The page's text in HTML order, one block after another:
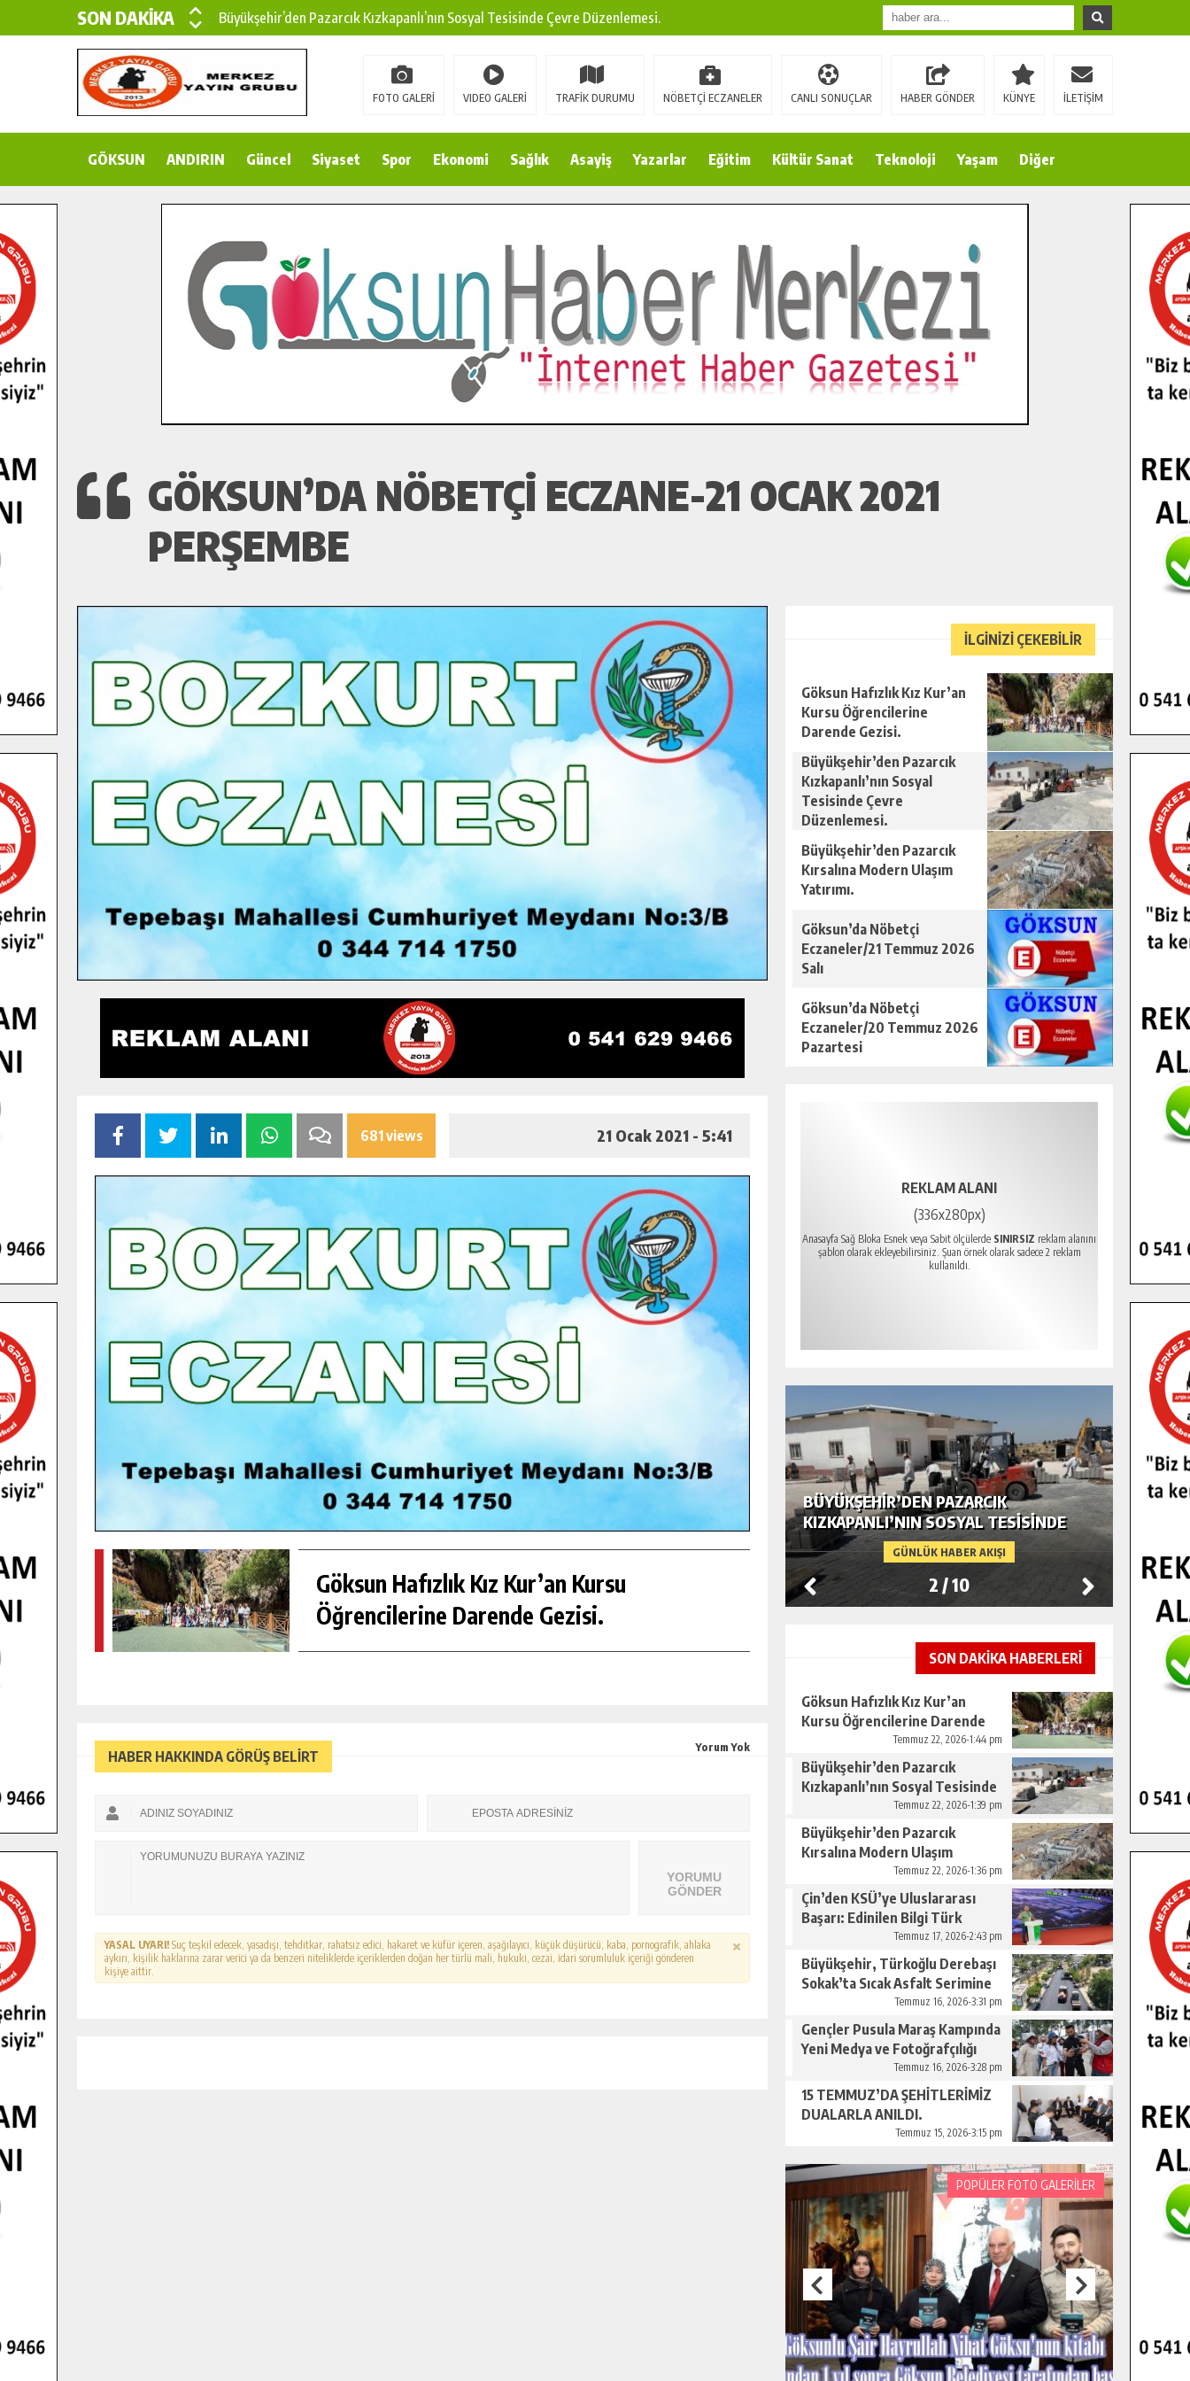
SON DAKİKA
Büyükşehir’den Pazarcık Kızkapanlı’nın Sosyal Tesisinde Çevre Düzenlemesi.
Büyükşehir’den Pazarcık Kırsalına Modern Ulaşım Yatırımı.
Çin’den KSÜ’ye Uluslararası Başarı: Edinilen Bilgi Türk Tarımına Katkı Sağlayacak.
Gençler Pusula Maraş Kampında Yeni Medya ve Fotoğrafçılığı Keşfetti.
İlçe Jandarma Komutanı Karakaya’dan Başkan Cüce’ye Veda Ziyareti.
Bertiz’in Yeni Köprüsünde Sona Doğru.
FOTO GALERİ VIDEO GALERİ TRAFİK DURUMU NÖBETÇİ ECZANELER CANLI SONUÇLAR HABER GÖNDER KÜNYE İLETİŞİM
GÖKSUN ANDIRIN Güncel Siyaset Spor Ekonomi Sağlık Asayiş Yazarlar Eğitim Kültür Sanat Teknoloji Yaşam Diğer
GÖKSUN’DA NÖBETÇI ECZANE-21 OCAK 2021
PERŞEMBE
681 views 21 Ocak 2021 - 5:41
Göksun Hafızlık Kız Kur’an Kursu
Öğrencilerine Darende Gezisi.
HABER HAKKINDA GÖRÜŞ BELİRT
Yorum Yok
YORUMU
GÖNDER
YASAL UYARI! Suç teşkil edecek, yasadışı, tehditkar, rahatsız edici, hakaret ve küfür içeren, aşağılayıcı, küçük düşürücü, kaba, pornografik, ahlaka
aykırı, kişilik haklarına zarar verici ya da benzeri niteliklerde içeriklerden doğan her türlü mali, hukuki, cezai, idari sorumluluk içeriği gönderen
kişiye aittir.
İLGİNİZİ ÇEKEBİLİR
Göksun Hafızlık Kız Kur’an
Kursu Öğrencilerine
Darende Gezisi.
Büyükşehir’den Pazarcık
Kızkapanlı’nın Sosyal
Tesisinde Çevre
Düzenlemesi.
Büyükşehir’den Pazarcık
Kırsalına Modern Ulaşım
Yatırımı.
Göksun’da Nöbetçi
Eczaneler/21 Temmuz 2026
Salı
Göksun’da Nöbetçi
Eczaneler/20 Temmuz 2026
Pazartesi
REKLAM ALANI
(336x280px)
Anasayfa Sağ Bloka Esnek veya Sabit ölçülerde SINIRSIZ reklam alanını
şablon olarak ekleyebilirsiniz. Şuan örnek olarak sadece 2 reklam
kullanıldı.
GÜNLÜK HABER AKIŞI
GENÇLER PUSULA MARAŞ KAMPINDA
YENI MEDYA VE FOTOĞRAFÇILIĞI
GÜNLÜK HABER AKIŞI
GÖKSUN HAFIZLIK KIZ KUR’AN KURSU
GÜNLÜK HABER AKIŞI
BÜYÜKŞEHIR’DEN PAZARCIK
KIZKAPANLI’NIN SOSYAL TESISINDE
ÇEVRE DÜZENLEMESI.
2 /10
SON DAKİKA HABERLERİ
Göksun Hafızlık Kız Kur’an
Kursu Öğrencilerine Darende
Temmuz 22, 2026-1:44 pm
Büyükşehir’den Pazarcık
Kızkapanlı’nın Sosyal Tesisinde
Çevre Düzenlemesi.Temmuz 22, 2026-1:39 pm
Büyükşehir’den Pazarcık
Kırsalına Modern Ulaşım
Temmuz 22, 2026-1:36 pm
Çin’den KSÜ’ye Uluslararası
Başarı: Edinilen Bilgi Türk
Tarımına Katkı Sağlayacak.
Temmuz 17, 2026-2:43 pm
Büyükşehir, Türkoğlu Derebaşı
Sokak’ta Sıcak Asfalt Serimine
Temmuz 16, 2026-3:31 pm
Gençler Pusula Maraş Kampında
Yeni Medya ve Fotoğrafçılığı
Temmuz 16, 2026-3:28 pm
15 TEMMUZ’DA ŞEHİTLERİMİZ
DUALARLA ANILDI.
Temmuz 15, 2026-3:15 pm
POPÜLER FOTO GALERİLER